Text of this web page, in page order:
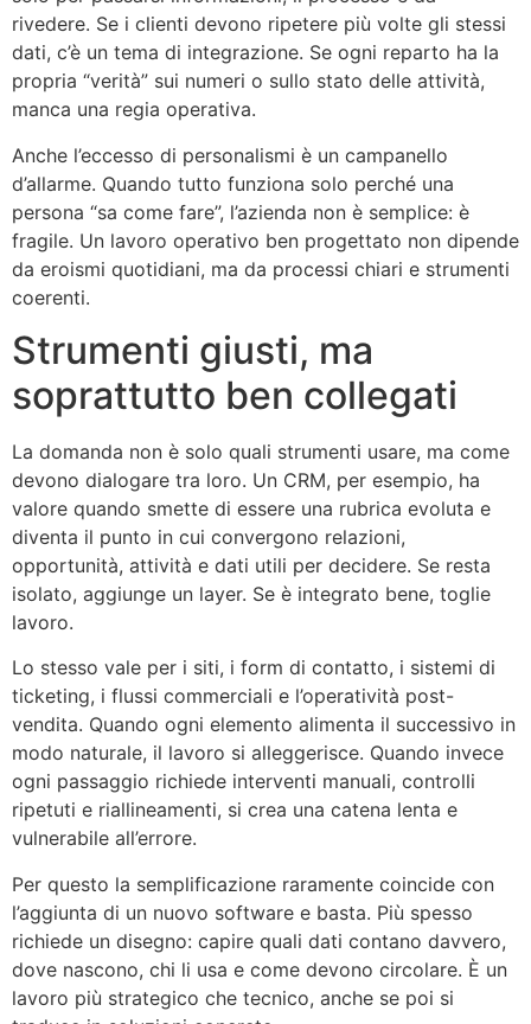
rivedere. Se i clienti devono ripetere più volte gli stessi
dati, c’è un tema di integrazione. Se ogni reparto ha la
propria “verità” sui numeri o sullo stato delle attività,
manca una regia operativa.
Anche l’eccesso di personalismi è un campanello
d’allarme. Quando tutto funziona solo perché una
persona “sa come fare”, l’azienda non è semplice: è
fragile. Un lavoro operativo ben progettato non dipende
da eroismi quotidiani, ma da processi chiari e strumenti
coerenti.
Strumenti giusti, ma
soprattutto ben collegati
La domanda non è solo quali strumenti usare, ma come
devono dialogare tra loro. Un CRM, per esempio, ha
valore quando smette di essere una rubrica evoluta e
diventa il punto in cui convergono relazioni,
opportunità, attività e dati utili per decidere. Se resta
isolato, aggiunge un layer. Se è integrato bene, toglie
lavoro.
Lo stesso vale per i siti, i form di contatto, i sistemi di
ticketing, i flussi commerciali e l’operatività post-
vendita. Quando ogni elemento alimenta il successivo in
modo naturale, il lavoro si alleggerisce. Quando invece
ogni passaggio richiede interventi manuali, controlli
ripetuti e riallineamenti, si crea una catena lenta e
vulnerabile all’errore.
Per questo la semplificazione raramente coincide con
l’aggiunta di un nuovo software e basta. Più spesso
richiede un disegno: capire quali dati contano davvero,
dove nascono, chi li usa e come devono circolare. È un
lavoro più strategico che tecnico, anche se poi si